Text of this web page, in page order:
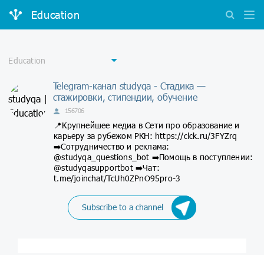
Education
Telegram-канал studyqa - Стадика —
стажировки, стипендии, обучение
156706
📍Крупнейшее медиа в Сети про образование и
карьеру за рубежом РКН: https://clck.ru/3FYZrq
➡️Сотрудничество и реклама:
@studyqa_questions_bot ➡️Помощь в поступлении:
@studyqasupportbot ➡️Чат:
t.me/joinchat/TcUh0ZPnO95pro-3
Subscribe to a channel